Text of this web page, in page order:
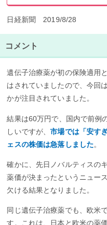
日経新聞 2019/8/28
コメント
遺伝子治療薬が初の保険適用
はされていましたので、今回
かが注目されていました。
結果は60万円で、国内で前例
しいですが、市場では「安す
ェスの株価は急落しました。
確かに、先日ノバルティスの
薬価が決まったというニュー
欠ける結果となりました。
同じ遺伝子治療薬でも、欧米
す。これは、日本と欧米の薬